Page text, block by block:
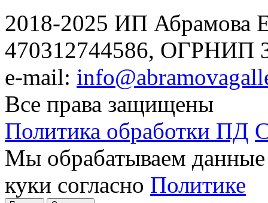
2018-2025 ИП Абрамова
470312744586, ОГРНИП
e-mail:
Все права защищены
Политика обработки ПД
Мы обрабатываем данные
куки согласно Политике